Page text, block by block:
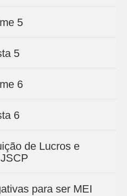
5
5
6
6
de Lucros e
para ser MEI